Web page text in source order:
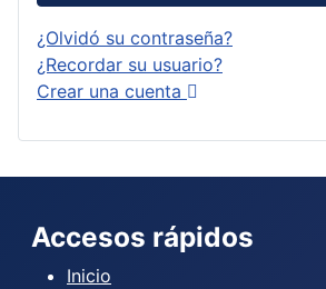
¿Olvidó su contraseña?
¿Recordar su usuario?
Crear una cuenta
Accesos rápidos
Inicio